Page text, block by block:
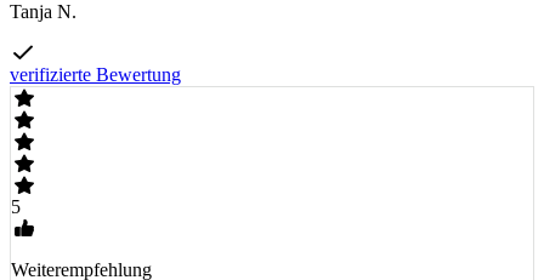
Tanja N.
verifizierte Bewertung
5
Weiterempfehlung